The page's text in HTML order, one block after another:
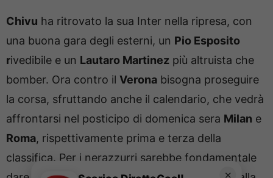
Chivu ha ritrovato la sua Inter nella ripresa, con
una buona gara degli esterni, un Pio Esposito
rivedibile e un Lautaro Martinez più altruista che
bomber. Ora contro il Verona bisogna proseguire
la corsa, sfruttando anche il calendario, che vedrà
affrontarsi nel posticipo di domenica sera Milan e
Roma, rispettivamente prima e terza della
classifica. Per i nerazzurri sarebbe fondamentale
✕